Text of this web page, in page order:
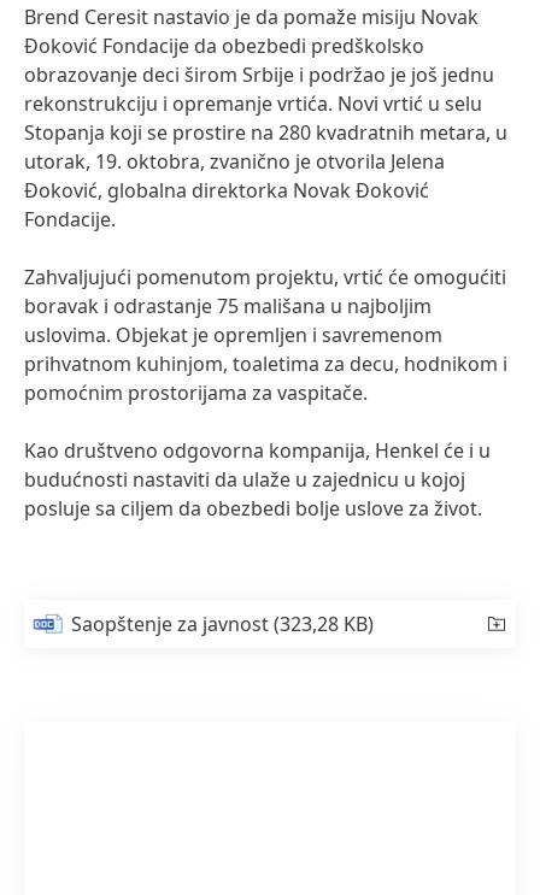
Brend Ceresit nastavio je da pomaže misiju Novak
Đoković Fondacije da obezbedi predškolsko
obrazovanje deci širom Srbije i podržao je još jednu
rekonstrukciju i opremanje vrtića. Novi vrtić u selu
Stopanja koji se prostire na 280 kvadratnih metara, u
utorak, 19. oktobra, zvanično je otvorila Jelena
Đoković, globalna direktorka Novak Đoković
Fondacije.
Zahvaljujući pomenutom projektu, vrtić će omogućiti
boravak i odrastanje 75 mališana u najboljim
uslovima. Objekat je opremljen i savremenom
prihvatnom kuhinjom, toaletima za decu, hodnikom i
pomoćnim prostorijama za vaspitače.
Kao društveno odgovorna kompanija, Henkel će i u
budućnosti nastaviti da ulaže u zajednicu u kojoj
posluje sa ciljem da obezbedi bolje uslove za život.
Saopštenje za javnost(323,28 KB)